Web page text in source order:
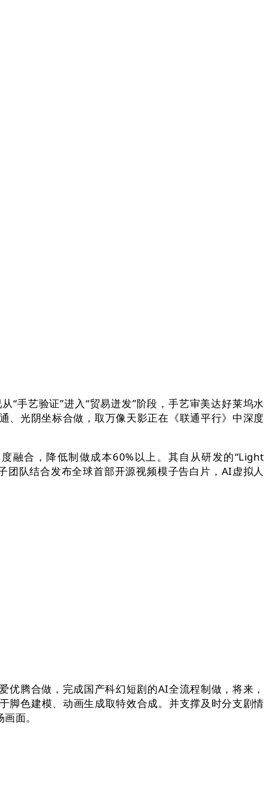
艺验证”进入“贸易迸发”阶段，手艺审美达好莱坞水
、光阴坐标合做，取万像天影正在《联通平行》中深度
合，降低制做成本60%以上。其自从研发的“Light
队结合发布全球首部开源视频模子告白片，AI虚拟人
优腾合做，完成国产科幻短剧的AI全流程制做，将来，
脚色建模、动画生成取特效合成。并支撑及时分支剧情
面。